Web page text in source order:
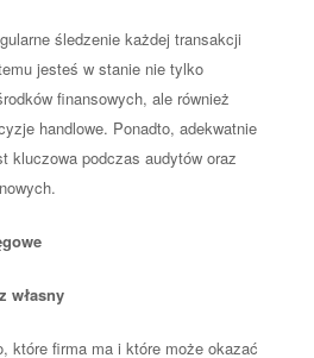
śledzenie każdej transakcji
jesteś w stanie nie tylko
finansowych, ale również
handlowe. Ponadto, adekwatnie
kluczowa podczas audytów oraz
własny
które firma ma i które może okazać